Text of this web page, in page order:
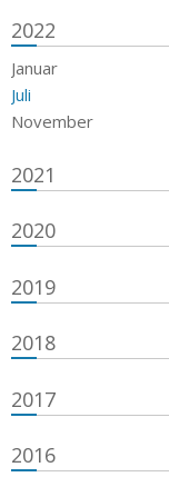
2022
Januar
Juli
November
2021
2020
2019
2018
2017
2016